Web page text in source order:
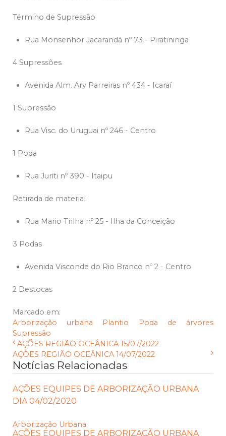
Término de Supressão
Rua Monsenhor Jacarandá nº 73 - Piratininga
4 Supressões
Avenida Alm. Ary Parreiras nº 434 - Icaraí
1 Supressão
Rua Visc. do Uruguai nº 246 - Centro
1 Poda
Rua Juriti nº 390 - Itaipu
Retirada de material
Rua Mario Trilha nº 25 - Ilha da Conceição
3 Podas
Avenida Visconde do Rio Branco nº 2 - Centro
2 Destocas
Marcado em:
Arborização urbana
Plantio
Poda de árvores
Supressão
AÇÕES REGIÃO OCEÂNICA 15/07/2022
AÇÕES REGIÃO OCEÂNICA 14/07/2022
Notícias Relacionadas
AÇÕES EQUIPES DE ARBORIZAÇÃO URBANA
DIA 04/02/2020
Arborização Urbana
AÇÕES EQUIPES DE ARBORIZAÇÃO URBANA